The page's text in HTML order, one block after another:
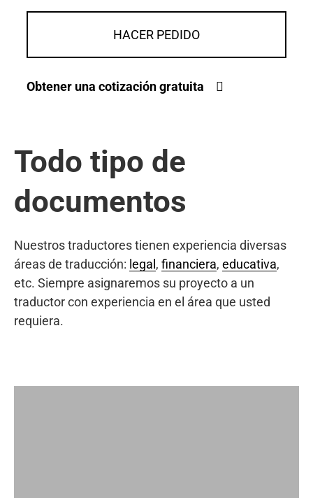
HACER PEDIDO
Obtener una cotización gratuita
Todo tipo de
documentos
Nuestros traductores tienen experiencia diversas
áreas de traducción: legal , financiera, educativa,
etc. Siempre asignaremos su proyecto a un
traductor con experiencia en el área que usted
requiera.